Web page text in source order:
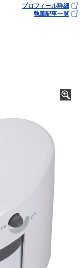
プロフィール詳細
執筆記事一覧